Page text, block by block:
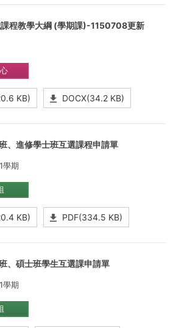
程教學大綱 (學期課)-1150708更新
KB) DOCX(34.2 KB)
、進修學士班互選課程申請單
學期
KB) PDF(334.5 KB)
、碩士班學生互選課申請單
學期